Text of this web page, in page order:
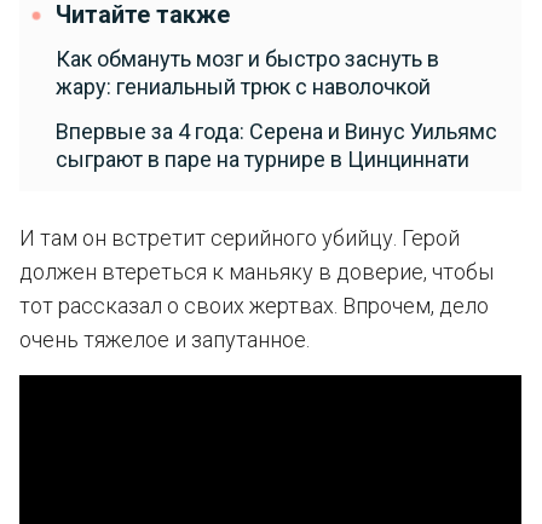
Читайте также
Как обмануть мозг и быстро заснуть в
жару: гениальный трюк с наволочкой
Впервые за 4 года: Серена и Винус Уильямс
сыграют в паре на турнире в Цинциннати
И там он встретит серийного убийцу. Герой
должен втереться к маньяку в доверие, чтобы
тот рассказал о своих жертвах. Впрочем, дело
очень тяжелое и запутанное.